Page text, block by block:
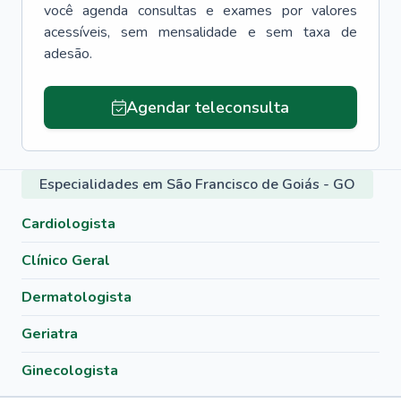
você agenda consultas e exames por valores
acessíveis, sem mensalidade e sem taxa de
adesão.
Agendar teleconsulta
Especialidades em São Francisco de Goiás - GO
Cardiologista
Clínico Geral
Dermatologista
Geriatra
Ginecologista